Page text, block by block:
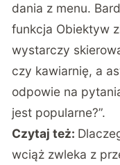
dania z menu.
funkcja Obiektyw
wystarczy
czy kawiarnię, a
odpowie na
jest popularne?”.
Czytaj też:
wciąż zwleka z